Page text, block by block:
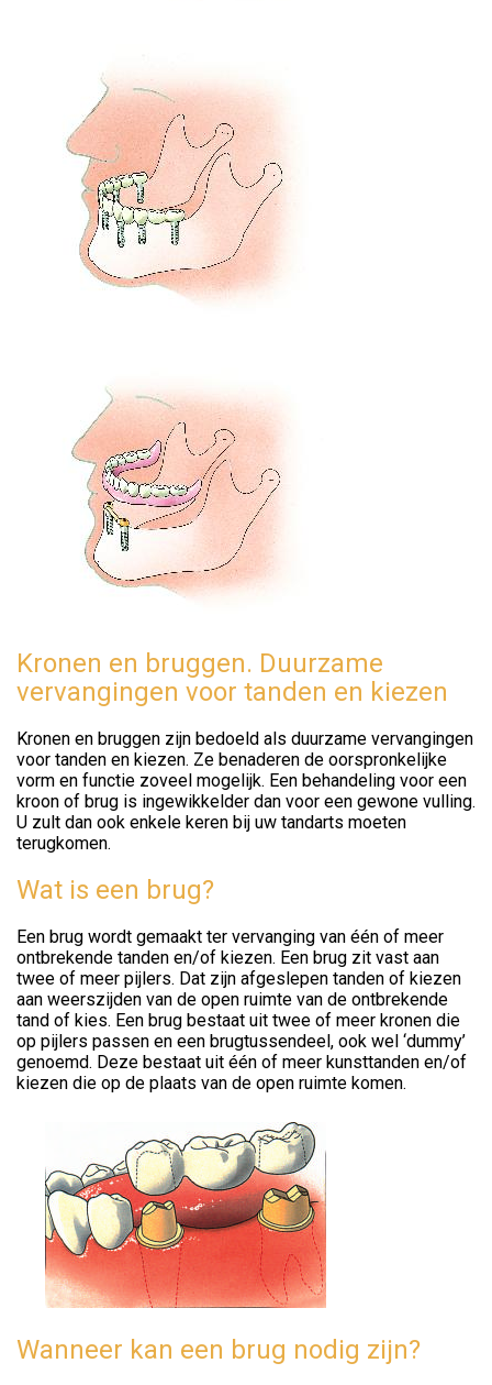
Kronen en bruggen. Duurzame
vervangingen voor tanden en kiezen
Kronen en bruggen zijn bedoeld als duurzame vervangingen
voor tanden en kiezen. Ze benaderen de oorspronkelijke
vorm en functie zoveel mogelijk. Een behandeling voor een
kroon of brug is ingewikkelder dan voor een gewone vulling.
U zult dan ook enkele keren bij uw tandarts moeten
terugkomen.
Wat is een brug?
Een brug wordt gemaakt ter vervanging van één of meer
ontbrekende tanden en/of kiezen. Een brug zit vast aan
twee of meer pijlers. Dat zijn afgeslepen tanden of kiezen
aan weerszijden van de open ruimte van de ontbrekende
tand of kies. Een brug bestaat uit twee of meer kronen die
op pijlers passen en een brugtussendeel, ook wel ‘dummy’
genoemd. Deze bestaat uit één of meer kunsttanden en/of
kiezen die op de plaats van de open ruimte komen.
Wanneer kan een brug nodig zijn?